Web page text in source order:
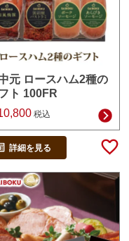
元 ロースハム2種の
ト 100FR
税込
詳細を見る